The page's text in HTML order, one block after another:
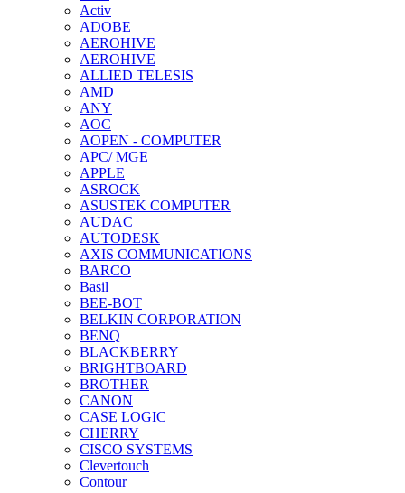
Activ
ADOBE
AEROHIVE
AEROHIVE
ALLIED TELESIS
AMD
ANY
AOC
AOPEN - COMPUTER
APC/ MGE
APPLE
ASROCK
ASUSTEK COMPUTER
AUDAC
AUTODESK
AXIS COMMUNICATIONS
BARCO
Basil
BEE-BOT
BELKIN CORPORATION
BENQ
BLACKBERRY
BRIGHTBOARD
BROTHER
CANON
CASE LOGIC
CHERRY
CISCO SYSTEMS
Clevertouch
Contour